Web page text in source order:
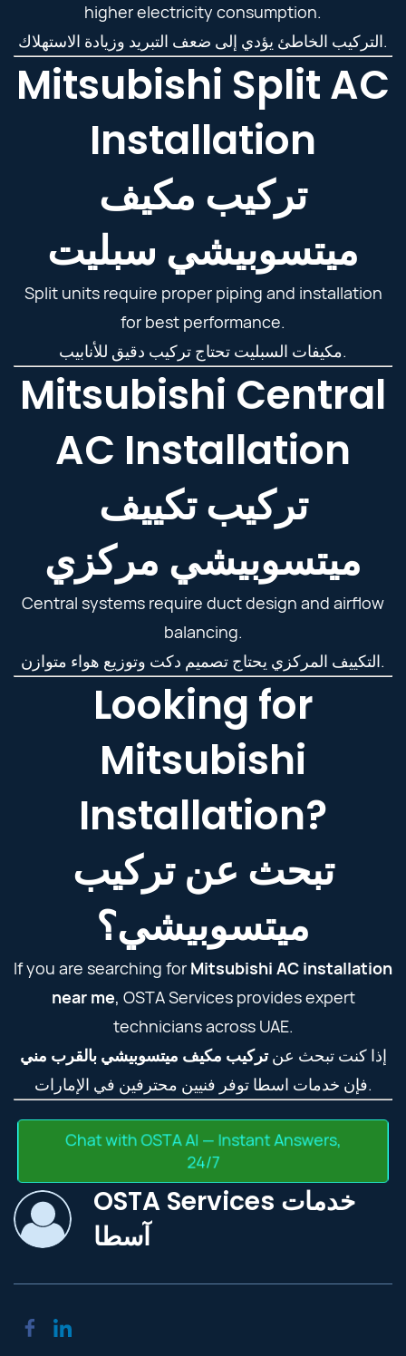
higher electricity consumption.
التركيب الخاطئ يؤدي إلى ضعف التبريد وزيادة الاستهلاك.
Mitsubishi Split AC
Installation
تركيب مكيف
ميتسوبيشي سبليت
Split units require proper piping and installation
for best performance.
مكيفات السبليت تحتاج تركيب دقيق للأنابيب.
Mitsubishi Central
AC Installation
تركيب تكييف
ميتسوبيشي مركزي
Central systems require duct design and airflow
balancing.
التكييف المركزي يحتاج تصميم دكت وتوزيع هواء متوازن.
Looking for
Mitsubishi
Installation?
تبحث عن تركيب
ميتسوبيشي؟
If you are searching for Mitsubishi AC installation
near me, OSTA Services provides expert
technicians across UAE.
إذا كنت تبحث عنتركيب مكيف ميتسوبيشي بالقرب مني
فإن خدمات اسطا توفر فنيين محترفين في الإمارات.
Chat with OSTA AI — Instant Answers,
24/7
OSTA Services خدمات
آسطا